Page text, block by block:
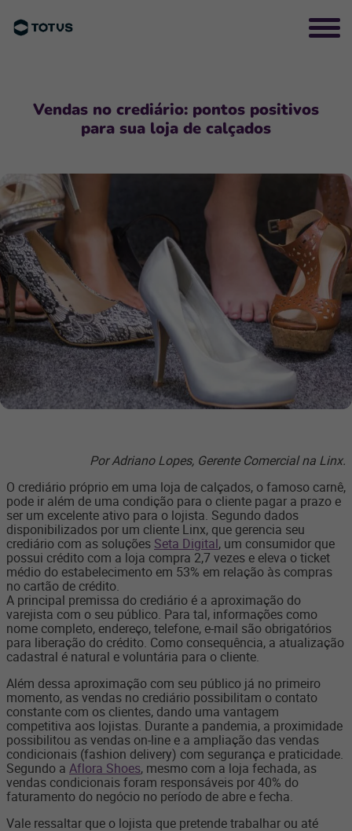
Vendas no crediário: pontos positivos
para sua loja de calçados
Por Adriano Lopes, Gerente Comercial na Linx.
O crediário próprio em uma loja de calçados, o famoso carnê,
pode ir além de uma condição para o cliente pagar a prazo e
ser um excelente ativo para o lojista. Segundo dados
disponibilizados por um cliente Linx, que gerencia seu
crediário com as soluções Seta Digital, um consumidor que
possui crédito com a loja compra 2,7 vezes e eleva o ticket
médio do estabelecimento em 53% em relação às compras
no cartão de crédito.
A principal premissa do crediário é a aproximação do
varejista com o seu público. Para tal, informações como
nome completo, endereço, telefone, e-mail são obrigatórios
para liberação do crédito. Como consequência, a atualização
cadastral é natural e voluntária para o cliente.
Além dessa aproximação com seu público já no primeiro
momento, as vendas no crediário possibilitam o contato
constante com os clientes, dando uma vantagem
competitiva aos lojistas. Durante a pandemia, a proximidade
possibilitou as vendas on-line e a ampliação das vendas
condicionais (fashion delivery) com segurança e praticidade.
Segundo a Aflora Shoes, mesmo com a loja fechada, as
vendas condicionais foram responsáveis por 40% do
faturamento do negócio no período de abre e fecha.
Vale ressaltar que o lojista que pretende trabalhar ou até